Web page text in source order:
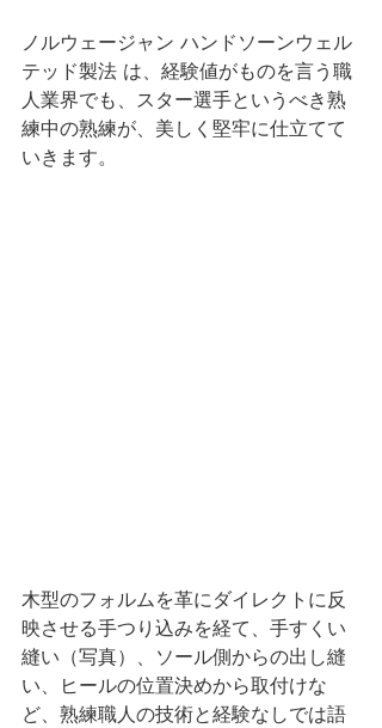
ノルウェージャン ハンドソーンウェル
テッド製法 は、経験値がものを言う職
人業界でも、スター選手というべき熟
練中の熟練が、美しく堅牢に仕立てて
いきます。
木型のフォルムを革にダイレクトに反
映させる手つり込みを経て、手すくい
縫い（写真）、ソール側からの出し縫
い、ヒールの位置決めから取付けな
ど、熟練職人の技術と経験なしでは語